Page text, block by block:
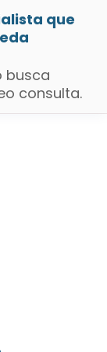
que
busca
consulta.